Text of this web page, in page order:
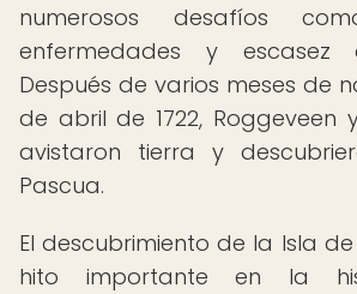
numerosos desafíos
enfermedades y escasez
Después de varios meses de
de abril de 1722, Roggeveen
avistaron tierra y
Pascua.
El descubrimiento de la Isla
hito importante en la